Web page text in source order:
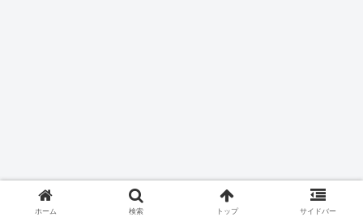
ホーム 検索 トップ サイドバー